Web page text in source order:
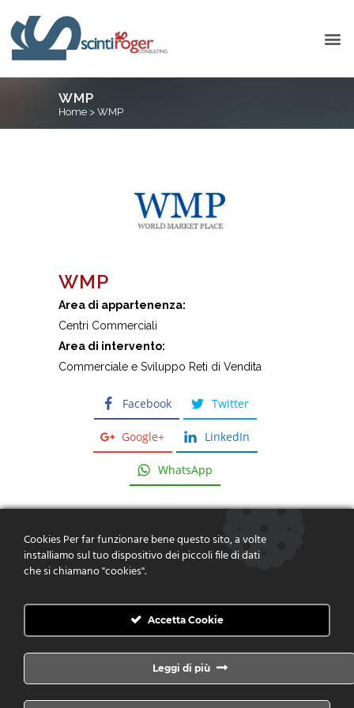
WMP
Home > WMP
WMP
Area di appartenenza:
Centri Commerciali
Area di intervento:
Commerciale e Sviluppo Reti di Vendita
Facebook Twitter
Google+ LinkedIn
WhatsApp
creare valore
CONTATTACI
Cookies Per far funzionare bene questo sito, a volte
installiamo sul tuo dispositivo dei piccoli file di dati
che si chiamano "cookies".
Accetta Cookie
Leggi di più